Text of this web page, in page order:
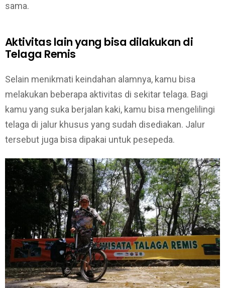
sama.
Aktivitas lain yang bisa dilakukan di
Telaga Remis
Selain menikmati keindahan alamnya, kamu bisa
melakukan beberapa aktivitas di sekitar telaga. Bagi
kamu yang suka berjalan kaki, kamu bisa mengelilingi
telaga di jalur khusus yang sudah disediakan. Jalur
tersebut juga bisa dipakai untuk pesepeda.